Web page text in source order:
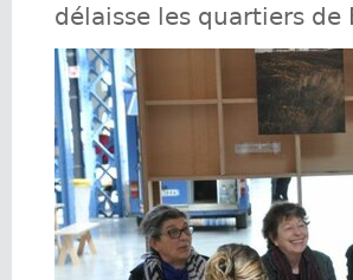
délaisse les quartiers